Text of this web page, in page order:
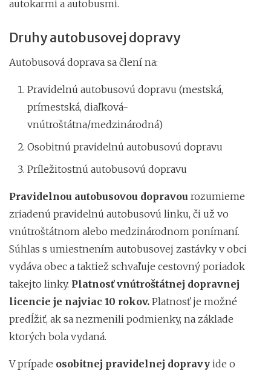
autokarmi a autobusmi.
Druhy autobusovej dopravy
Autobusová doprava sa člení na:
Pravidelnú autobusovú dopravu (mestská,
prímestská, diaľková-
vnútroštátna/medzinárodná)
Osobitnú pravidelnú autobusovú dopravu
Príležitostnú autobusovú dopravu
Pravidelnou autobusovou dopravou rozumieme
zriadenú pravidelnú autobusovú linku, či už vo
vnútroštátnom alebo medzinárodnom ponímaní.
Súhlas s umiestnením autobusovej zastávky v obci
vydáva obec a taktiež schvaľuje cestovný poriadok
takejto linky. Platnosť vnútroštátnej dopravnej
licencie je najviac 10 rokov. Platnosť je možné
predĺžiť, ak sa nezmenili podmienky, na základe
ktorých bola vydaná.
V prípade osobitnej pravidelnej dopravy ide o